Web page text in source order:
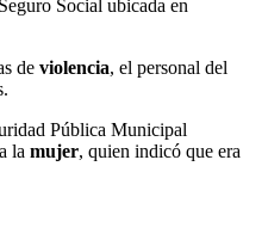
Social ubicada en
de violencia, el personal del
Pública Municipal
la mujer, quien indicó que era